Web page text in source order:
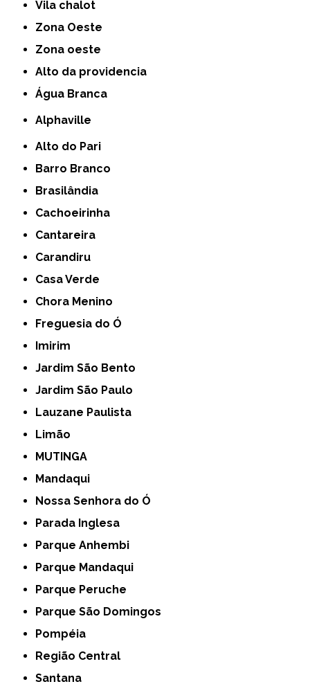
Vila chalot
Zona Oeste
Zona oeste
alto da providencia
Água Branca
Alphaville
Alto do Pari
Barro Branco
Brasilândia
Cachoeirinha
Cantareira
Carandiru
Casa Verde
Chora Menino
Freguesia do Ó
Imirim
Jardim São Bento
Jardim São Paulo
Lauzane Paulista
Limão
MUTINGA
Mandaqui
Nossa Senhora do Ó
Parada Inglesa
Parque Anhembi
Parque Mandaqui
Parque Peruche
Parque São Domingos
Pompéia
Região Central
Santana